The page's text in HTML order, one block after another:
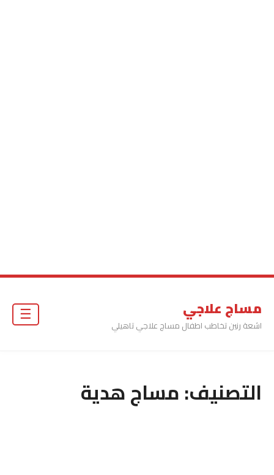
مساج علاجي
اشعة رنين تخاطب اطفال مساج علاجي تاهيلي
التصنيف:مساج هدية